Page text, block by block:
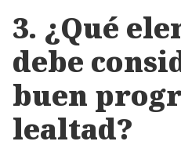
3. ¿Qué
debe
buen
lealtad?